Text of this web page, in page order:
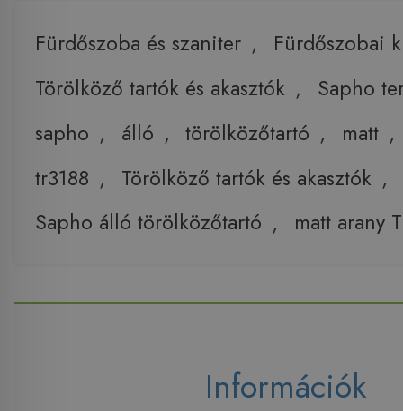
Fürdőszoba és szaniter ,
Fürdőszobai
Törölköző tartók és akasztók ,
Sapho
sapho , álló , törölközőtartó , matt ,
tr3188 , Törölköző tartók és akasztók ,
Sapho álló törölközőtartó , matt arany
Információk